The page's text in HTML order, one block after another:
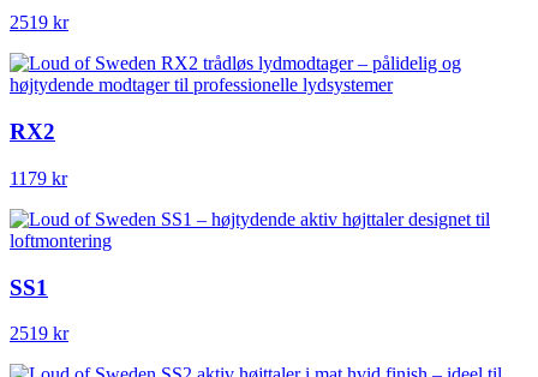
2519 kr
RX2
1179 kr
SS1
2519 kr